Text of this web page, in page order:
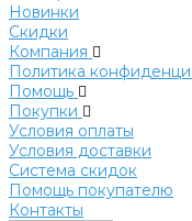
Новинки
Скидки
Компания
Политика
Помощь
Покупки
Условия оплаты
Условия доставки
Система скидок
Помощь покупателю
Контакты